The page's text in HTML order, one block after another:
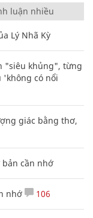
luận nhiều
Lý Nhã Kỳ
"siêu khủng", từng
'không có nổi
giác bằng thơ,
bản cần nhớ
nhớ 106